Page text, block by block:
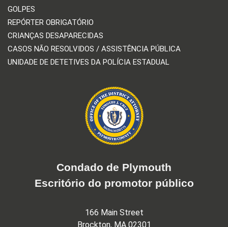
GOLPES
REPÓRTER OBRIGATÓRIO
CRIANÇAS DESAPARECIDAS
CASOS NÃO RESOLVIDOS / ASSISTÊNCIA PÚBLICA
UNIDADE DE DETETIVES DA POLÍCIA ESTADUAL
Condado de Plymouth
Escritório do promotor público
166 Main Street
Brockton, MA 02301